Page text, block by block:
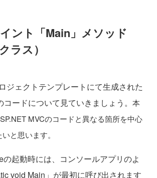
ント「Main」メソッド
ラス）
ジェクトテンプレートにて生成された
ードについて見ていきましょう。 本
MVCのコードと異なる箇所を中心
と思います。
の起動時には、コンソールアプリのよ
void Main」が最初に呼び出されます